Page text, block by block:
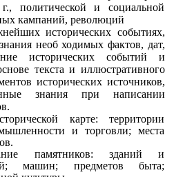
политической и социальной
кампаний, революций
исторических событиях,
необ ходимых фактов, дат,
исторических событий и
текста и иллюстративного
исторических источников,
знания при написании
карте: территории
и торговли; места
памятников: зданий и
машин; предметов быта;